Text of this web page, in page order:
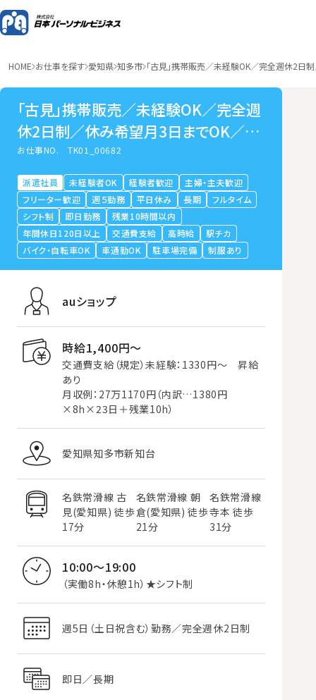
HOME お仕事を探す 愛知県 知多市 「古見」携帯販売／未経験OK／完全週休2日
「古見」携帯販売／未経験OK／完全週
休2日制／休み希望月3日までOK／研
修手厚い
お仕事NO.TK01_00682
派遣社員 未経験者OK 経験者歓迎
主婦・主夫歓迎
フリーター歓迎
週５勤務 平日休み 長期
フルタイム
シフト制
即日勤務
残業10時間以内
年間休日120日以上
交通費支給 高時給
駅チカ
バイク・自転車OK
車通勤OK 駐車場完備 制服あり
auショップ
時給1,400円〜
交通費支給（規定）未経験：1330円～ 昇給
あり
月収例：27万1170円（内訳…1380円
×8h×23日＋残業10h）
愛知県知多市新知台
名鉄常滑線 古
見(愛知県) 徒歩
17分
名鉄常滑線 朝
倉(愛知県) 徒歩
21分
名鉄常滑線
寺本 徒歩
31分
10:00～19:00
（実働8h・休憩1h）★シフト制
週5日（土日祝含む）勤務／完全週休2日制
即日／長期